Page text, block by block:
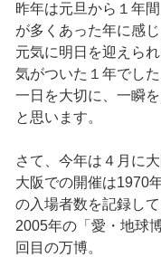
昨年は元旦から１年
が多くあった年に感じ
元気に明日を迎えら
気がついた１年でした
一日を大切に、一瞬
と思います。
さて、今年は４月に
大阪での開催は1970
の入場者数を記録して
2005年の「愛・地球
回目の万博。